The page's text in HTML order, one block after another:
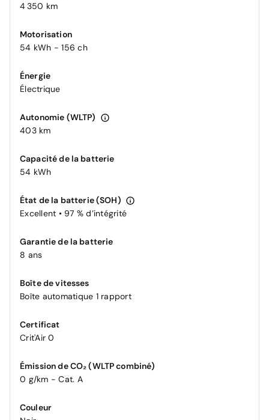
4 350 km
Motorisation
54 kWh - 156 ch
Énergie
Électrique
Autonomie (WLTP)
403 km
Capacité de la batterie
54 kWh
État de la batterie (SOH)
Excellent • 97 % d’intégrité
Garantie de la batterie
8 ans
Boîte de vitesses
Boîte automatique 1 rapport
Certificat
Crit'Air 0
Émission de CO₂ (WLTP combiné)
0 g/km - Cat. A
Couleur